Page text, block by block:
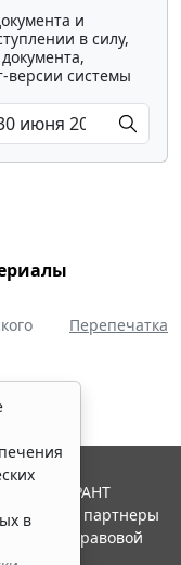
и
в силу,
версии системы
Перепечатка
в
ГАРАНТ
и ее партнеры
правовой